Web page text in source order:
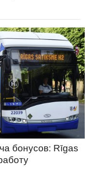
бонусов: Rīgas